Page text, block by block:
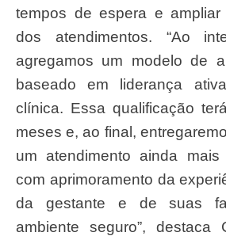
tempos de espera e ampliar
dos atendimentos. “Ao
agregamos um modelo de
baseado em liderança
clínica. Essa qualificação
meses e, ao final,
um atendimento ainda
com aprimoramento da
da gestante e de suas
ambiente seguro”, destaca